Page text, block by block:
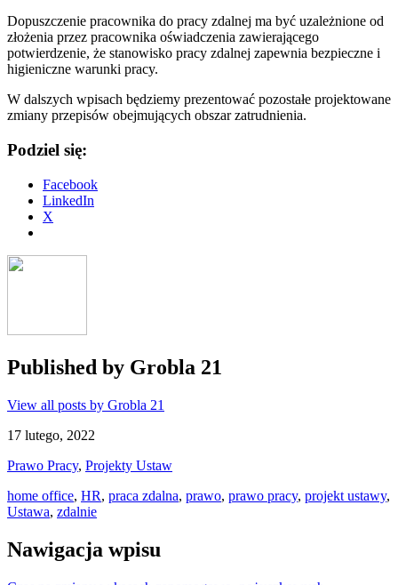
Dopuszczenie pracownika do pracy zdalnej ma być uzależnione od
złożenia przez pracownika oświadczenia zawierającego
potwierdzenie, że stanowisko pracy zdalnej zapewnia bezpieczne i
higieniczne warunki pracy.
W dalszych wpisach będziemy prezentować pozostałe projektowane
zmiany przepisów obejmujących obszar zatrudnienia.
Podziel się:
Facebook
LinkedIn
X
Published by Grobla 21
View all posts by Grobla 21
17 lutego, 2022
Prawo Pracy, Projekty Ustaw
home office, HR, praca zdalna, prawo, prawo pracy, projekt ustawy,
Ustawa, zdalnie
Nawigacja wpisu